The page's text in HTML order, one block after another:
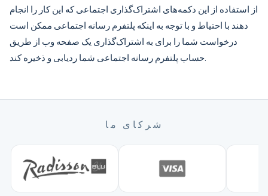
از استفاده از این دکمه‌های اشتراک‌گذاری اجتماعی که این کار را انجام
دهند با احتیاط و با توجه به اینکه پلتفرم رسانه اجتماعی ممکن است
درخواست شما را برای به اشتراک‌گذاری یک صفحه وب از طریق
حساب پلتفرم رسانه اجتماعی شما ردیابی و ذخیره کند.
شرکای ما